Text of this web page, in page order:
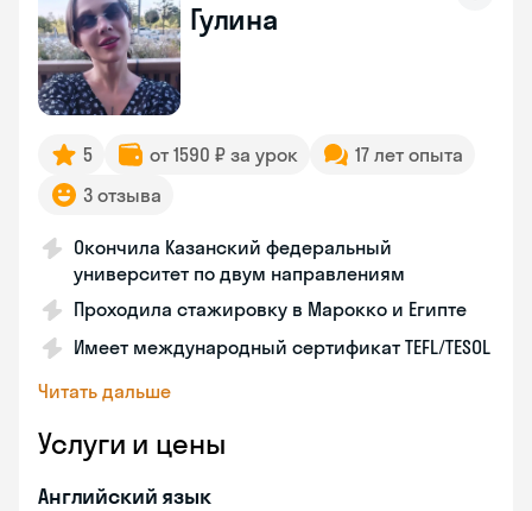
Гулина
5 от 1590 ₽ за урок
17 лет опыта
3 отзыва
Окончила Казанский федеральный
университет по двум направлениям
Проходила стажировку в Марокко и Египте
Имеет международный сертификат TEFL/TESOL
Читать дальше
Услуги и цены
Английский язык